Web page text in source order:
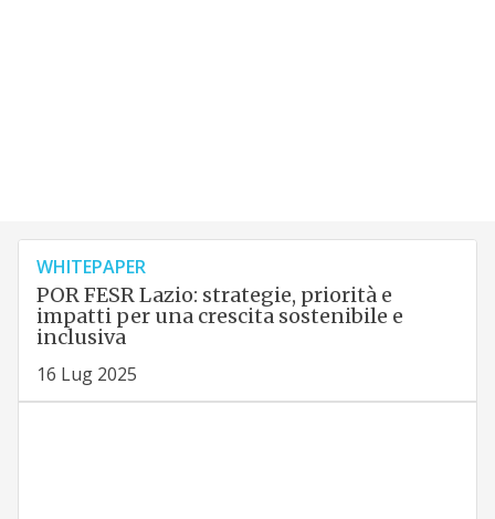
WHITEPAPER
POR FESR Lazio: strategie, priorità e
impatti per una crescita sostenibile e
inclusiva
16 Lug 2025